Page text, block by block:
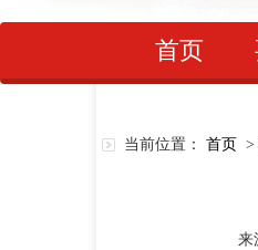
首页
当前位置： 首页 >
来